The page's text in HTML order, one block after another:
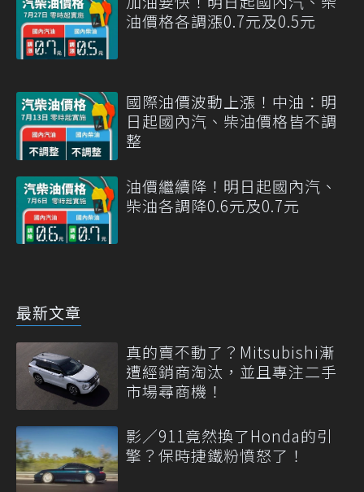
油價格各調漲0.7元及0.5元
國際油價波動上漲！中油：明
日起國內汽、柴油價格皆不調
整
油價繼續降！明日起國內汽、
柴油各調降0.6元及0.7元
最新文章
真的賣不動了？Mitsubishi漸
遭經銷商淘汰，並且專注二手
市場尋商機！
影／911竟然換了Honda的引
擎？保時捷鐵粉憤怒了！